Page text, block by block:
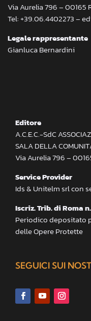
Via Aurelia 796 – 00165
Tel: +39.06.4402273 –
Legale rappresentante
Gianluca Bernardini
Editore
A.C.E.C.-SdC
SALA DELLA
Via Aurelia 796 –
Service Provider
Ids & Unitelm srl con
Iscriz. Trib. di Roma
Periodico depositato
delle Opere Protette
SEGUICI SUI